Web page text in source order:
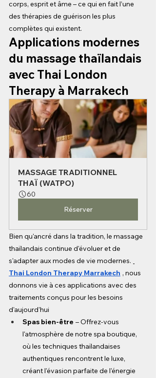
corps, esprit et âme – ce qui en fait l’une
des thérapies de guérison les plus
complètes qui existent.
Applications modernes
du massage thaïlandais
avec Thai London
Therapy à Marrakech
MASSAGE TRADITIONNEL
THAÏ (WATPO)
60
Réserver
Bien qu'ancré dans la tradition, le massage
thaïlandais continue d'évoluer et de
s'adapter aux modes de vie modernes.
Thai London Therapy Marrakech , nous
donnons vie à ces applications avec des
traitements conçus pour les besoins
d'aujourd'hui
Spas bien-être – Offrez-vous
l'atmosphère de notre spa boutique,
où les techniques thaïlandaises
authentiques rencontrent le luxe,
créant l'évasion parfaite de l'énergie